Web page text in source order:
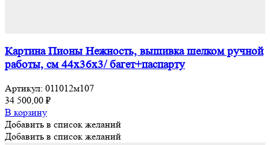
Картина Пионы Нежность, вышивка шелком ручной
работы, см 44х36х3/ багет+паспарту
Артикул: 011012м107
34 500,00 ₽
В корзину
Добавить в список желаний
Добавить в список желаний